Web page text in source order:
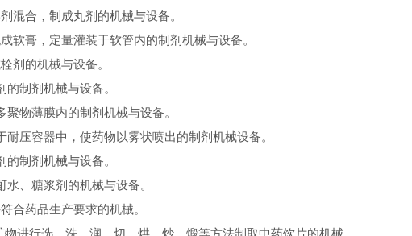
混合，制成丸剂的机械与设备。
软膏，定量灌装于软管内的制剂机械与设备。
剂的机械与设备。
制剂机械与设备。
物薄膜内的制剂机械与设备。
压容器中，使药物以雾状喷出的制剂机械设备。
制剂机械与设备。
、糖浆剂的机械与设备。
合药品生产要求的机械。
进行选、洗、润、切、烘、炒、煅等方法制取中药饮片的机械。